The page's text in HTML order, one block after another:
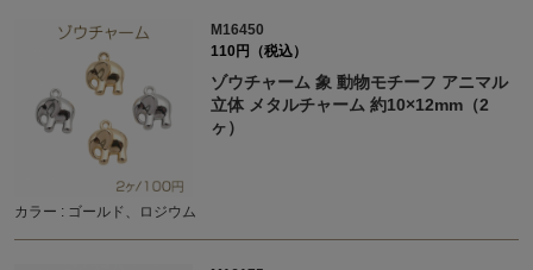
M16450
110円（税込）
ゾウチャーム 象 動物モチーフ アニマル
立体 メタルチャーム 約10×12mm（2
ヶ）
カラー : ゴールド、ロジウム